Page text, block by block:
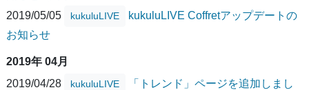
2019/05/05
kukuluLIVE
kukuluLIVE Coffretアップデートの
お知らせ
2019年 04月
2019/04/28
kukuluLIVE
「トレンド」ページを追加しまし